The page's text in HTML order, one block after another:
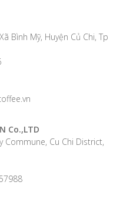
Bình Mỹ, Huyện Củ Chi, Tp
Co.,LTD
Commune, Cu Chi District,